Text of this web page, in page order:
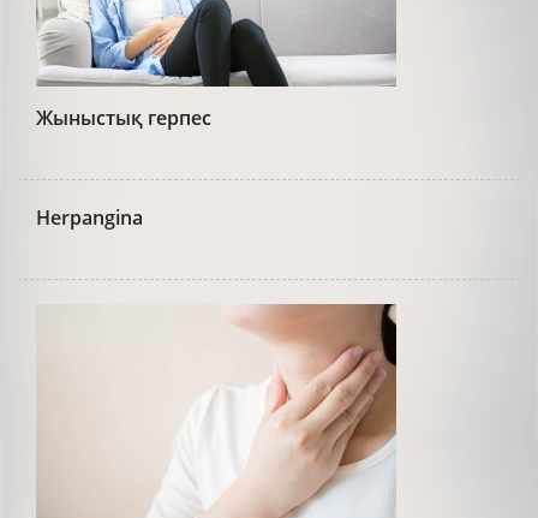
Жыныстық герпес
Herpangina